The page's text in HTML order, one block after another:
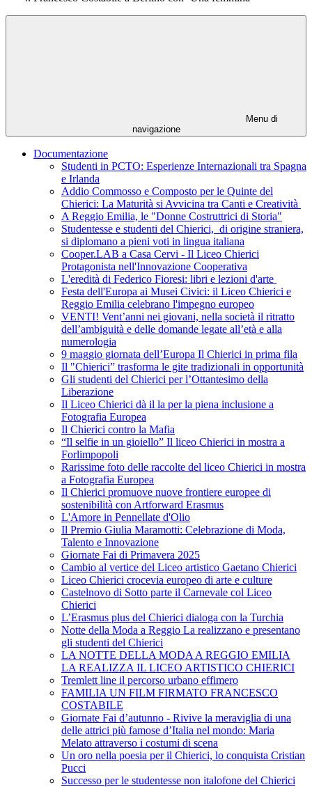
Menu di
navigazione
Documentazione
Studenti in PCTO: Esperienze Internazionali tra Spagna
e Irlanda
Addio Commosso e Composto per le Quinte del
Chierici: La Maturità si Avvicina tra Canti e Creatività
A Reggio Emilia, le "Donne Costruttrici di Storia"
Studentesse e studenti del Chierici, di origine straniera,
si diplomano a pieni voti in lingua italiana
Cooper.LAB a Casa Cervi - Il Liceo Chierici
Protagonista nell'Innovazione Cooperativa
L'eredità di Federico Fioresi: libri e lezioni d'arte
Festa dell'Europa ai Musei Civici: il Liceo Chierici e
Reggio Emilia celebrano l'impegno europeo
VENTI! Vent’anni nei giovani, nella società il ritratto
dell’ambiguità e delle domande legate all’età e alla
numerologia
9 maggio giornata dell’Europa Il Chierici in prima fila
Il "Chierici” trasforma le gite tradizionali in opportunità
Gli studenti del Chierici per l’Ottantesimo della
Liberazione
Il Liceo Chierici dà il la per la piena inclusione a
Fotografia Europea
Il Chierici contro la Mafia
“Il selfie in un gioiello” Il liceo Chierici in mostra a
Forlimpopoli
Rarissime foto delle raccolte del liceo Chierici in mostra
a Fotografia Europea
Il Chierici promuove nuove frontiere europee di
sostenibilità con Artforward Erasmus
L'Amore in Pennellate d'Olio
Il Premio Giulia Maramotti: Celebrazione di Moda,
Talento e Innovazione
Giornate Fai di Primavera 2025
Cambio al vertice del Liceo artistico Gaetano Chierici
Liceo Chierici crocevia europeo di arte e culture
Castelnovo di Sotto parte il Carnevale col Liceo
Chierici
L’Erasmus plus del Chierici dialoga con la Turchia
Notte della Moda a Reggio La realizzano e presentano
gli studenti del Chierici
LA NOTTE DELLA MODA A REGGIO EMILIA
LA REALIZZA IL LICEO ARTISTICO CHIERICI
Tremlett line il percorso urbano effimero
FAMILIA UN FILM FIRMATO FRANCESCO
COSTABILE
Giornate Fai d’autunno - Rivive la meraviglia di una
delle attrici più famose d’Italia nel mondo: Maria
Melato attraverso i costumi di scena
Un oro nella poesia per il Chierici, lo conquista Cristian
Pucci
Successo per le studentesse non italofone del Chierici